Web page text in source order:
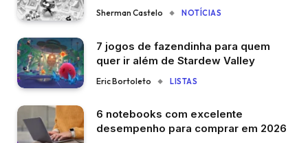
Sherman Castelo NOTÍCIAS
7 jogos de fazendinha para quem
quer ir além de Stardew Valley
Eric Bortoleto LISTAS
6 notebooks com excelente
desempenho para comprar em 2026